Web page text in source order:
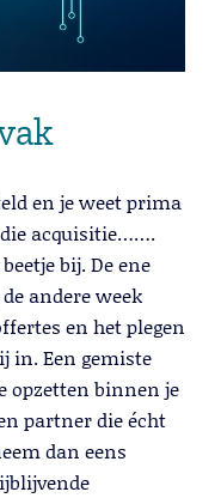
en je weet prima
acquisitie…….
bij. De ene
andere week
en het plegen
in. Een gemiste
opzetten binnen je
partner die écht
dan eens